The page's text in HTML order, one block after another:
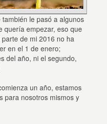
le pasó a algunos
quería empezar, eso que
de mi 2016 no ha
en el 1 de enero;
del año, ni el segundo,
un año, estamos
para nosotros mismos y